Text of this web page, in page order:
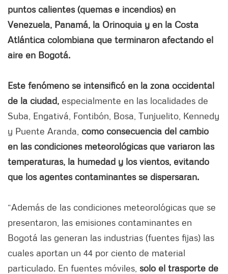
puntos calientes (quemas e incendios) en
Venezuela, Panamá, la Orinoquia y en la Costa
Atlántica colombiana que terminaron afectando el
aire en Bogotá.
Este fenómeno se intensificó en la zona occidental
de la ciudad, especialmente en las localidades de
Suba, Engativá, Fontibón, Bosa, Tunjuelito, Kennedy
y Puente Aranda, como consecuencia del cambio
en las condiciones meteorológicas que variaron las
temperaturas, la humedad y los vientos, evitando
que los agentes contaminantes se dispersaran.
“Además de las condiciones meteorológicas que se
presentaron, las emisiones contaminantes en
Bogotá las generan las industrias (fuentes fijas) las
cuales aportan un 44 por ciento de material
particulado. En fuentes móviles, solo el trasporte de